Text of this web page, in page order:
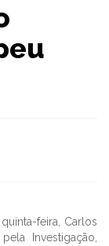
feira, Carlos
Investigação,